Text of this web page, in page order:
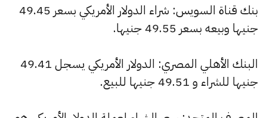
بنك قناة السويس: شراء الدولار الأمريكي بسعر 49.45
جنيها وبيعه بسعر 49.55 جنيها.
البنك الأهلي المصري: الدولار الأمريكي يسجل 49.41
جنيها للشراء و 49.51 جنيها للبيع.